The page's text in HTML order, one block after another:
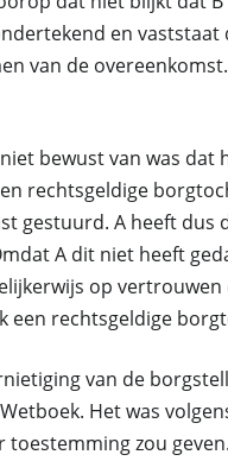
en
van de
bewust van was
rechtsgeldige
gestuurd. A heeft dus
A dit niet heeft
op
een rechtsgeldige
van de
Het was
zou